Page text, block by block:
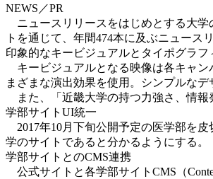
NEWS／PR
ニュースリリースをはじめとする大学
トを通じて、年間474本に及ぶニュース
印象的なキービジュアルとタイポグラフ
キービジュアルとなる映像は各キャン
まざまな演出効果を使用。シンプルな
また、「近畿大学の持つ力強さ、情報
学部サイトUI統一
2017年10月下旬公開予定の医学部を皮
学のサイトであると分かるようにする
学部サイトとのCMS連携
公式サイトと各学部サイトCMS（